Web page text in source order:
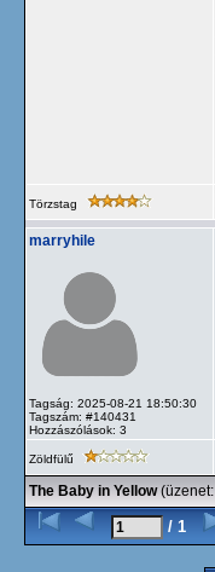
Törzstag
marryhile
Tagság: 2025-08-21 18:50:30
Tagszám: #140431
Hozzászólások: 3
Zöldfülű
The Baby in Yellow(üzenet:
/ 1